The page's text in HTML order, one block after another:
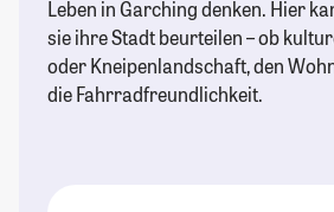
Leben in Garching denken. Hier
sie ihre Stadt beurteilen – ob
oder Kneipenlandschaft, den
die Fahrradfreundlichkeit.